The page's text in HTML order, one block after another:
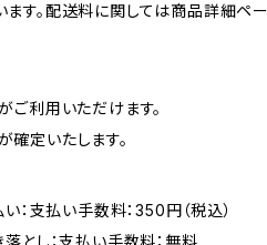
す。配送料に関しては商品詳細ペー
ご利用いただけます。
定いたします。
：支払い手数料：350円（税込）
とし：支払い手数料：無料